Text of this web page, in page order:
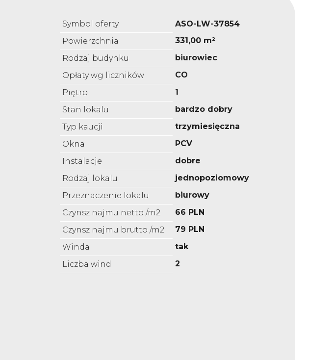
Symbol oferty
ASO-LW-37854
Powierzchnia
331,00 m²
Rodzaj budynku
biurowiec
Opłaty wg liczników
CO
Piętro
1
Stan lokalu
bardzo dobry
Typ kaucji
trzymiesięczna
Okna
PCV
Instalacje
dobre
Rodzaj lokalu
jednopoziomowy
Przeznaczenie lokalu
biurowy
Czynsz najmu netto /m2
66 PLN
Czynsz najmu brutto /m2
79 PLN
Winda
tak
Liczba wind
2